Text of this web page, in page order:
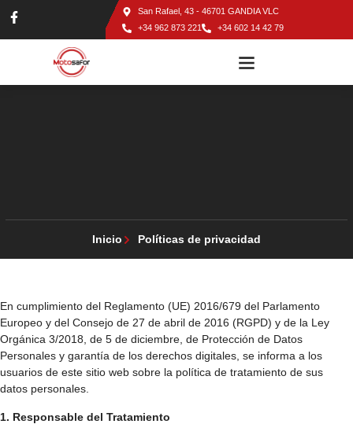
San Rafael, 43 - 46701 GANDIA VLC
+34 962 873 221
+34 602 14 42 79
Inicio Políticas de privacidad
En cumplimiento del Reglamento (UE) 2016/679 del Parlamento
Europeo y del Consejo de 27 de abril de 2016 (RGPD) y de la Ley
Orgánica 3/2018, de 5 de diciembre, de Protección de Datos
Personales y garantía de los derechos digitales, se informa a los
usuarios de este sitio web sobre la política de tratamiento de sus
datos personales.
1. Responsable del Tratamiento